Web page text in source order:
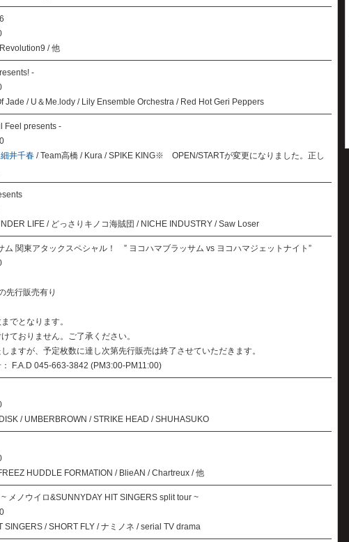
/ 他
-
Jade / U＆Me.lody / Lily Ensemble Orchestra / Red Hot Geri Peppers
Feel presents -
細井千春 / Team高橋 / Kura / SPIKE KING※ OPEN/STARTが変更になりました。正し
LIFE / どっさりキノコ海賊団 / NICHE INDUSTRY / Saw Loser
ム 関東アタックスペシャル！ ” ヨコハマブラッサム vs ヨコハマジェットナイト”
先行販売有り
でとなります。
ておりません。ご了承ください。
ますが、予定枚数に達し次第先行販売は終了させていただきます。
F.A.D 045-663-3842 (PM3:00-PM11:00)
/ UMBERBROWN / STRIKE HEAD / SHUHASUKO
HUDDLE FORMATION / BlieAN / Chartreux / 他
メノウイロ&SUNNYDAY HIT SINGERS split tour ~
SINGERS / SHORT FLY / ナミノネ / serial TV drama